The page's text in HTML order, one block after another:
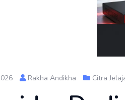
Rakha Andikha Citra